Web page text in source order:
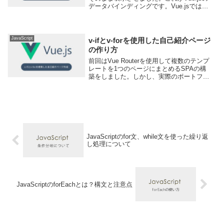
データバインディングです。Vue.jsではこ
JavaScript
v-ifとv-forを使用した自己紹介ページ
の作り方
前回はVue Routerを使用して複数のテンプ
レートを1つのページにまとめるSPAの構
築をしました。しかし、実際のポートフォ
JavaScriptのfor文、while文を使った繰り返
し処理について
JavaScriptのforEachとは？構文と注意点